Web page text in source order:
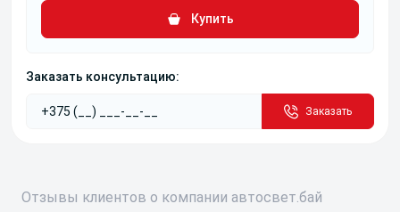
Купить
Заказать консультацию:
Заказать
Отзывы клиентов о компании автосвет.бай